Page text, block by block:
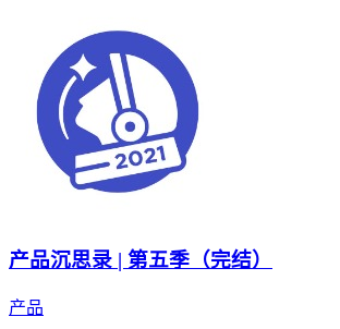
产品沉思录 | 第五季（完结）
产品